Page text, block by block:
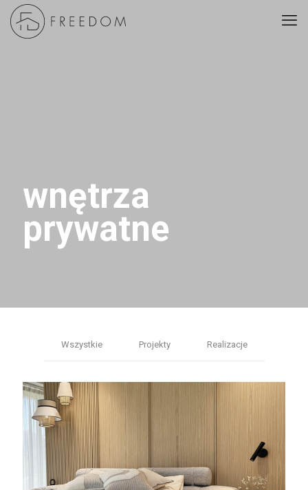
wnętrza
prywatne
Wszystkie Projekty Realizacje